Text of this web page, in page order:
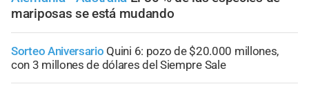
mariposas se está mudando
Sorteo Aniversario Quini 6: pozo de $20.000 millones,
con 3 millones de dólares del Siempre Sale